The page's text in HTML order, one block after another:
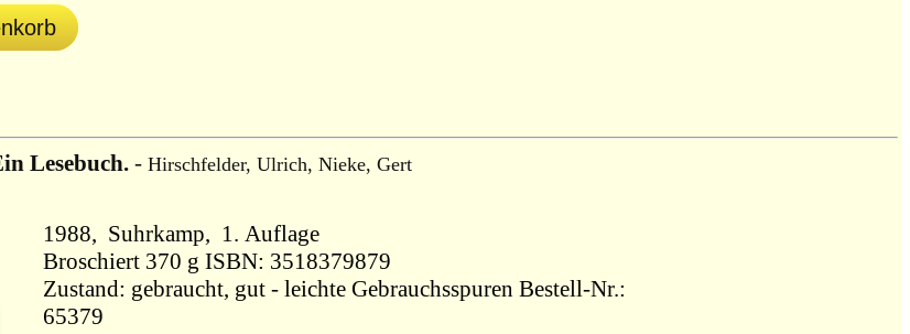
Lesebuch. - Hirschfelder, Ulrich, Nieke, Gert
1988, Suhrkamp, 1. Auflage
Broschiert 370 g ISBN: 3518379879
Zustand: gebraucht, gut - leichte Gebrauchsspuren Bestell-Nr.:
65379